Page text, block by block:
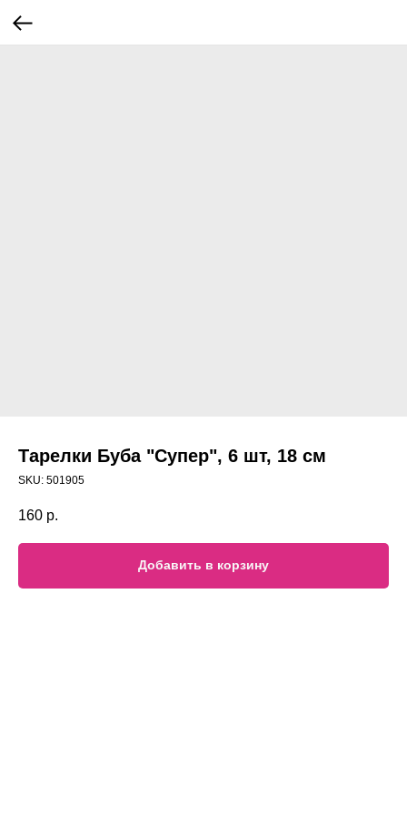
Тарелки Буба "Супер", 6 шт, 18 см
SKU: 501905
160 р.
Добавить в корзину